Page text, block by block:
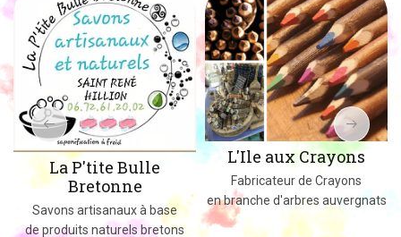
L'Ile aux Crayons
Fabricateur de Crayons
en branche d'arbres auvergnats
Un Monde de Bois
Des jeux, jouets et objets en
massif fabriqués dans le 02